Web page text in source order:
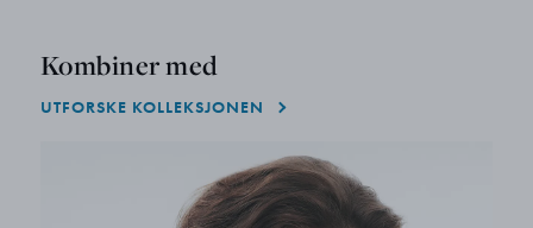
Kombiner med
UTFORSKE KOLLEKSJONEN